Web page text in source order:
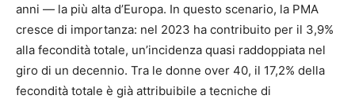
anni — la più alta d’Europa. In questo scenario, la PMA
cresce di importanza: nel 2023 ha contribuito per il 3,9%
alla fecondità totale, un’incidenza quasi raddoppiata nel
giro di un decennio. Tra le donne over 40, il 17,2% della
fecondità totale è già attribuibile a tecniche di